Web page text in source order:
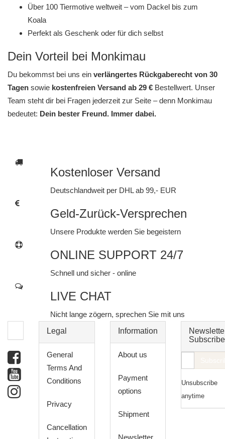
Über 100 Tiermotive weltweit – vom Dackel bis zum
Koala
Perfekt als Geschenk oder für dich selbst
Dein Vorteil bei Monkimau
Du bekommst bei uns ein verlängertes Rückgaberecht von 30
Tagen sowie kostenfreien Versand ab 29 € Bestellwert. Unser
Team steht dir bei Fragen jederzeit zur Seite – denn Monkimau
bedeutet: Dein bester Freund. Immer dabei.
Kostenloser Versand
Deutschlandweit per DHL ab 99,- EUR
Geld-Zurück-Versprechen
Unsere Produkte werden Sie begeistern
ONLINE SUPPORT 24/7
Schnell und sicher - online
LIVE CHAT
Nicht lange zögern, sprechen Sie mit uns
Legal
General
Terms And
Conditions
Privacy
Cancellation
Information
About us
Payment
options
Shipment
Newsletter
Subscribe
Mail
address
Unsubscribe
anytime